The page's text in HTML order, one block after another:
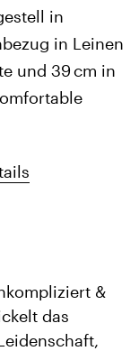
in
in Leinen
und 39 cm in
&
das